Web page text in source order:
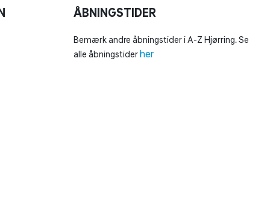
ÅBNINGSTIDER
Bemærk andre åbningstider i A-Z Hjørring. Se
alle åbningstiderher